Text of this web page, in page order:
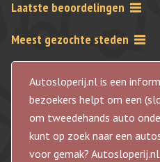
Laatste beoordelingen
Meest gezochte steden
Autosloperij.nl is een
bezoekers helpt om een
om tweedehands auto
kunt op zoek naar een
voor gemak?